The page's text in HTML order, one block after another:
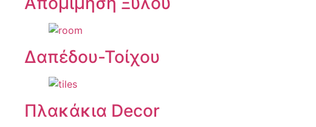
Δαπέδου-Τοίχου
Πλακάκια Decor